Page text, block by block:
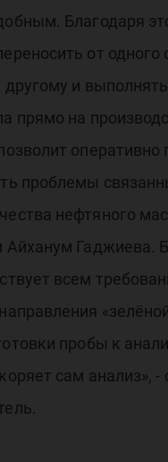
Благодаря
от одного
другому и
прямо на
оперативно
проблемы
нефтяного
Айханум Гаджиева.
всем
пробы к
сам анализ», -